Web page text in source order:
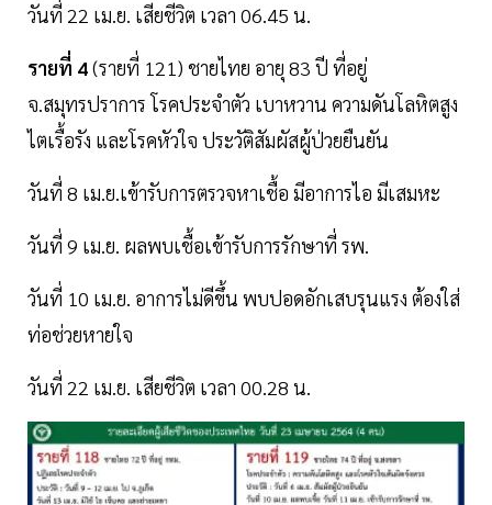
วันที่ 22 เม.ย. เสียชีวิต เวลา 06.45 น.
รายที่ 4(รายที่ 121) ชายไทย อายุ 83 ปี ที่อยู่
จ.สมุทรปราการ โรคประจําตัว เบาหวาน ความดันโลหิตสูง
ไตเรื้อรัง และโรคหัวใจ ประวัติสัมผัสผู้ป่วยยืนยัน
วันที่ 8 เม.ย.เข้ารับการตรวจหาเชื้อ มีอาการไอ มีเสมหะ
วันที่ 9 เม.ย. ผลพบเชื้อเข้ารับการรักษาที่ รพ.
วันที่ 10 เม.ย. อาการไม่ดีขึ้น พบปอดอักเสบรุนแรง ต้องใส่
ท่อช่วยหายใจ
วันที่ 22 เม.ย. เสียชีวิต เวลา 00.28 น.